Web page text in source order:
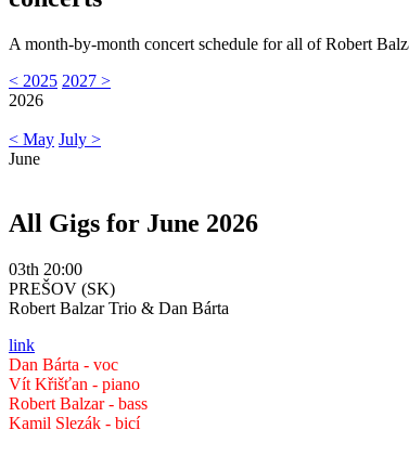
A month-by-month concert schedule for all of Robert
< 2025 2027 >
2026
< May July >
June
All Gigs for June 2026
03th 20:00
PREŠOV (SK)
Robert Balzar Trio & Dan Bárta
link
Dan Bárta - voc
Vít Křišťan - piano
Robert Balzar - bass
Kamil Slezák - bicí